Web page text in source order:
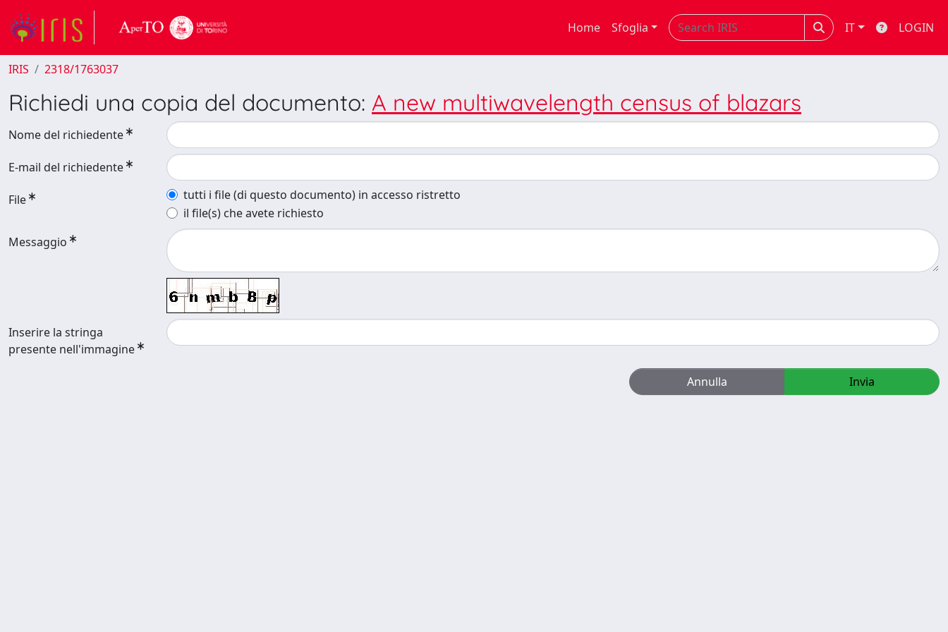
Home Sfoglia IT LOGIN
IRIS 2318/1763037
Richiedi una copia del documento: A new multiwavelength census of blazars
Nome del richiedente
E-mail del richiedente
File
tutti i file (di questo documento) in accesso ristretto
il file(s) che avete richiesto
Messaggio
Inserire la stringa
presente nell'immagine
Annulla Invia